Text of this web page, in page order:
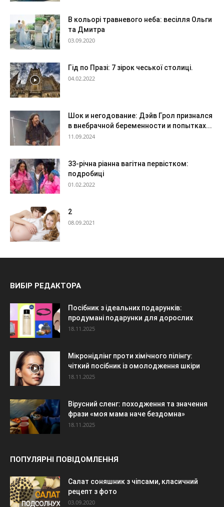
В кольорі травневого неба: весілля Ольги
та Дмитра
03.09.2020
Гід по Празі: 7 зірок чеської столиці.
04.02.2022
Шок и негодование: Дэйв Грол признался
в внебрачной беременности и попытках...
11.09.2024
33-річна ріанна вагітна первістком:
подробиці
01.02.2022
2
08.09.2021
ВИБІР РЕДАКТОРА
Посібник з ідеальних подарунків:
продумані подарунки для дорослих
18.11.2025
Мікронідлінг проти хімічного пілінгу:
чіткий посібник із омолодження шкіри
18.11.2025
Вірусний сленг: походження та значення
фрази «моя мама наче бездомна»
18.11.2025
ПОПУЛЯРНІ ПОВІДОМЛЕННЯ
Салат соняшник з чіпсами, класичний
рецепт з фото
03.09.2020